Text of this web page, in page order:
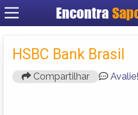
Encontra
HSBC Bank Brasil
Compartilhar Avalie!